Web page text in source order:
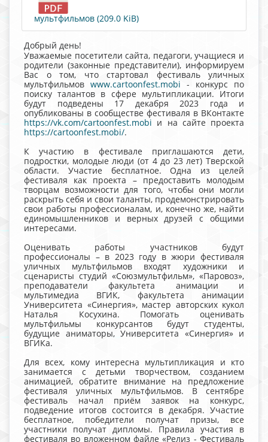
мультфильмов (209.0 KiB)
Добрый день!
Уважаемые посетители сайта, педагоги, учащиеся и
родители (законные представители), информируем
Вас о том, что стартовал фестиваль уличных
мультфильмов www.cartoonfest.mobi - конкурс по
поиску талантов в сфере мультипликации. Итоги
будут подведены 17 декабря 2023 года и
опубликованы в сообществе фестиваля в ВКонтакте
https://vk.com/cartoonfest.mobi и на сайте проекта
https://cartoonfest.mobi/.
К участию в фестивале приглашаются дети,
подростки, молодые люди (от 4 до 23 лет) Тверской
области. Участие бесплатное. Одна из целей
фестиваля как проекта – предоставить молодым
творцам возможности для того, чтобы они могли
раскрыть себя и свои таланты, продемонстрировать
свои работы профессионалам, и, конечно же, найти
единомышленников и верных друзей с общими
интересами.
Оценивать работы участников будут
профессионалы – в 2023 году в жюри фестиваля
уличных мультфильмов входят художники и
сценаристы студий «Союзмультфильм», «Паровоз»,
преподаватели факультета анимации и
мультимедиа ВГИК, факультета анимации
Университета «Синергия», мастер авторских кукол
Наталья Косухина. Помогать оценивать
мультфильмы конкурсантов будут студенты,
будущие аниматоры, Университета «Синергия» и
ВГИКа.
Для всех, кому интересна мультипликация и кто
занимается с детьми творчеством, созданием
анимацией, обратите внимание на предложение
фестиваля уличных мультфильмов. В сентябре
фестиваль начал приём заявок на конкурс,
подведение итогов состоится в декабря. Участие
бесплатное, победители получат призы, все
участники получат дипломы. Правила участия в
фестиваля во вложенном файле «Релиз - Фестиваль